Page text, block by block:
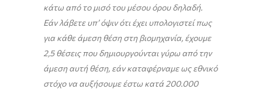
κάτω από το μισό του μέσου όρου δηλαδή.
Εάν λάβετε υπ’ όψιν ότι έχει υπολογιστεί πως
για κάθε άμεση θέση στη βιομηχανία, έχουμε
2,5 θέσεις που δημιουργούνται γύρω από την
άμεση αυτή θέση, εάν καταφέρναμε ως εθνικό
στόχο να αυξήσουμε έστω κατά 200.000